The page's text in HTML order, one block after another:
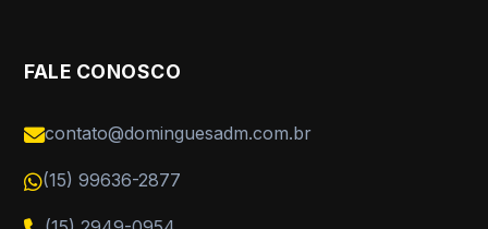
FALE CONOSCO
contato@dominguesadm.com.br
(15) 99636-2877